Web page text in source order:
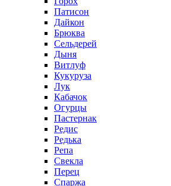
Патисон
Дайкон
Брюква
Сельдерей
Дыня
Витлуф
Кукуруза
Лук
Кабачок
Огурцы
Пастернак
Редис
Редька
Репа
Свекла
Перец
Спаржа